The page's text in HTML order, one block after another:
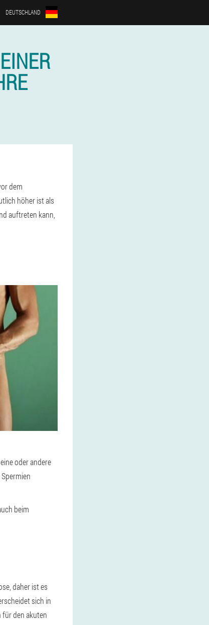
DEUTSCHLAND
dem
höher ist als
auftreten kann,
oder andere
beim
daher ist es
sich in
den akuten